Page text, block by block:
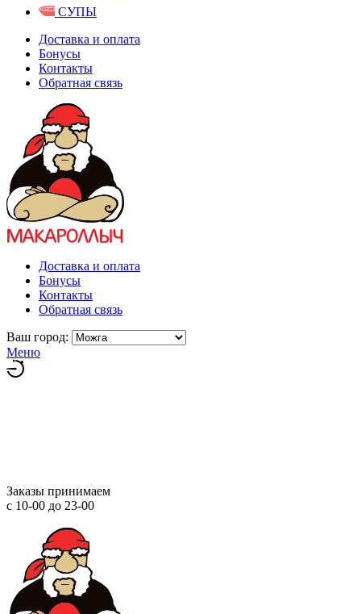
СУПЫ
Доставка и оплата
Бонусы
Контакты
Обратная связь
Доставка и оплата
Бонусы
Контакты
Обратная связь
Ваш город:
Меню
Заказы принимаем
с 10-00 до 23-00